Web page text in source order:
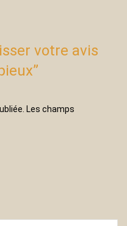
votre avis
Les champs